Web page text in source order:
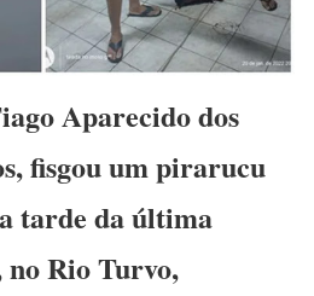
Aparecido dos
fisgou um pirarucu
tarde da última
Rio Turvo,